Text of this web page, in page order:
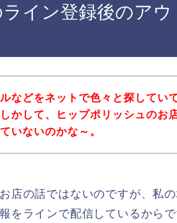
イン登録後のア
などをネットで色々と探してい
かして、ヒップポリッシュのお
いないのかな～。
店の話ではないのですが、私
をラインで配信しているからで